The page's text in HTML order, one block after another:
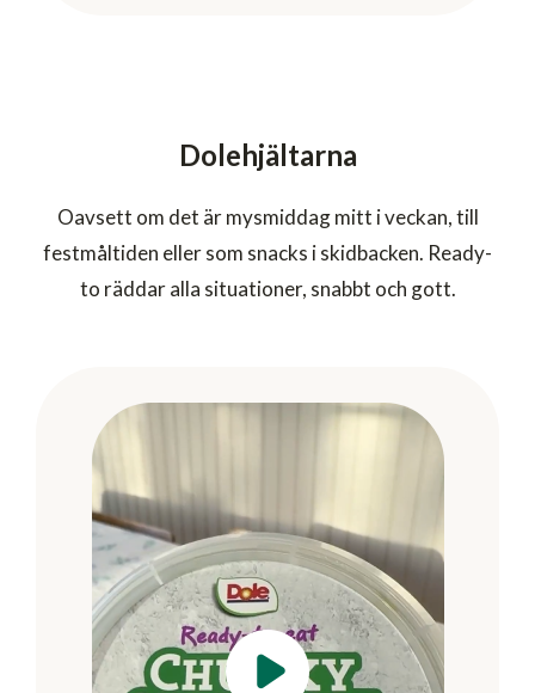
Dolehjältarna
Oavsett om det är mysmiddag mitt i veckan, till
festmåltiden eller som snacks i skidbacken. Ready-
to räddar alla situationer, snabbt och gott.